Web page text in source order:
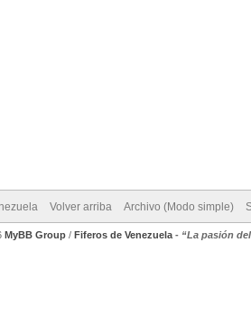
Volver arriba Archivo (Modo simple)
MyBB Group / Fiferos de Venezuela - “La pasión